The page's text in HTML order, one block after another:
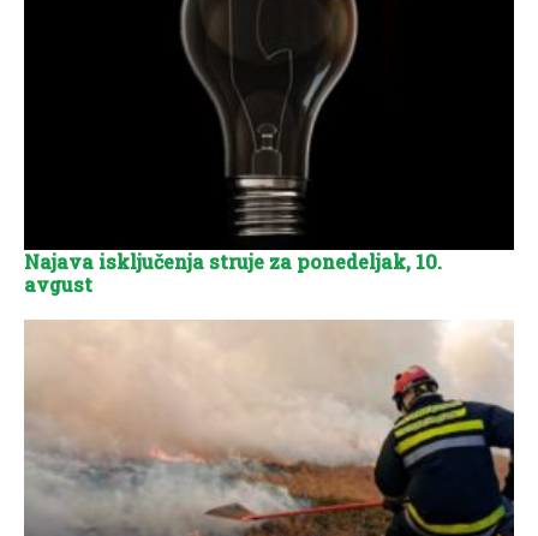
Najava isključenja struje za ponedeljak, 10.
avgust